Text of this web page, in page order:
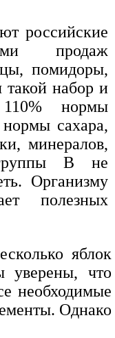
российские
продаж
помидоры,
такой набор и
110% нормы
сахара,
минералов,
B не
Организму
полезных
яблок
уверены, что
необходимые
Однако